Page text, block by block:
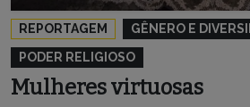
REPORTAGEM
GÊNERO E
PODER RELIGIOSO
Mulheres virtuosas